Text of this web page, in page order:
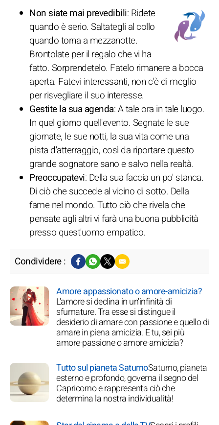
Non siate mai prevedibili: Ridete
quando è serio. Saltategli al collo
quando torna a mezzanotte.
Brontolate per il regalo che vi ha
fatto. Sorprendetelo. Fatelo rimanere a bocca
aperta. Fatevi interessanti, non c'è di meglio
per risvegliare il suo interesse.
Gestite la sua agenda: A tale ora in tale luogo.
In quel giorno quell'evento. Segnate le sue
giornate, le sue notti, la sua vita come una
pista d'atterraggio, così da riportare questo
grande sognatore sano e salvo nella realtà.
Preoccupatevi: Della sua faccia un po' stanca.
Di ciò che succede al vicino di sotto. Della
fame nel mondo. Tutto ciò che rivela che
pensate agli altri vi farà una buona pubblicità
presso quest'uomo empatico.
Condividere :
Amore appassionato o amore-amicizia?
L'amore si declina in un'infinità di
sfumature. Tra esse si distingue il
desiderio di amare con passione e quello di
amare in piena amicizia. E tu, sei più
amore-passione o amore-amicizia?
Tutto sul pianeta SaturnoSaturno, pianeta
esterno e profondo, governa il segno del
Capricorno e rappresenta ciò che
determina la nostra individualità!